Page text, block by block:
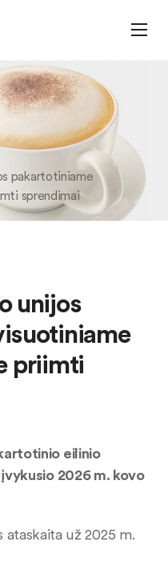
pakartotiniame
sprendimai
unijos
priimti
eilinio
2026 m. kovo
už 2025 m.